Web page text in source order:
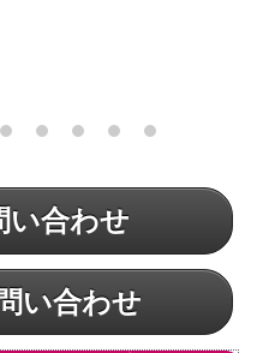
い合わせ
い合わせ